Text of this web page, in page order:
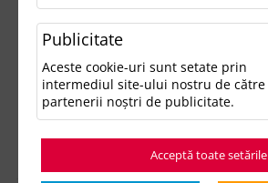
Accesorii birou
Accesorii mancare si bautura
Accesorii Tech si Gadgeturi
Haine de Munca
Imbracaminte si Accesorii
Lifestyle si Timp Liber
Ocazii și Evenimente Tematice
Publicitate
Aceste cookie-uri sunt setate prin
intermediul site-ului nostru de către
partenerii noștri de publicitate.
Acceptă toate setările